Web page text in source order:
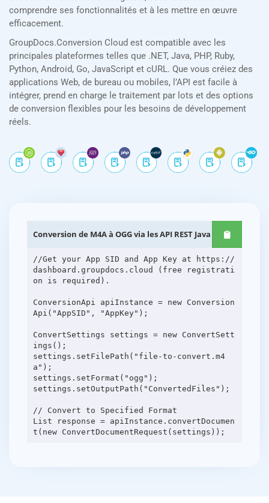
comprendre ses fonctionnalités et à les mettre en œuvre
efficacement.
GroupDocs.Conversion Cloud est compatible avec les
principales plateformes telles que .NET, Java, PHP, Ruby,
Python, Android, Go, JavaScript et cURL. Que vous créiez des
applications Web, de bureau ou mobiles, l’API est facile à
intégrer, prend en charge le traitement par lots et des options
de conversion flexibles pour les besoins de développement
réels.
Conversion de M4A à OGG via les API REST Java
//Get your App SID and App Key at https://
dashboard.groupdocs.cloud (free registrati
on is required).
ConversionApi apiInstance = new Conversion
Api("AppSID", "AppKey");
ConvertSettings settings = new ConvertSett
ings();
settings.setFilePath("file-to-convert.m4
a");
settings.setFormat("ogg");
settings.setOutputPath("ConvertedFiles");
// Convert to Specified Format
List response = apiInstance.convertDocumen